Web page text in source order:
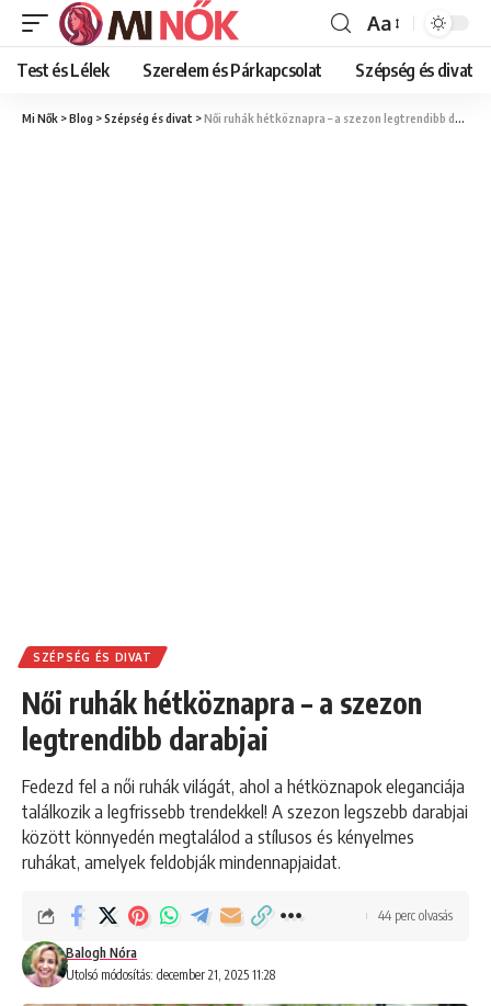
Font
Resizer
Aa
Test és Lélek Szerelem és Párkapcsolat Szépség és divat
Mi Nők >Blog >Szépség és divat >Női ruhák hétköznapra – a szezon legtrendibb darabjai
SZÉPSÉG ÉS DIVAT
Női ruhák hétköznapra – a szezon
legtrendibb darabjai
Fedezd fel a női ruhák világát, ahol a hétköznapok eleganciája
találkozik a legfrissebb trendekkel! A szezon legszebb darabjai
között könnyedén megtalálod a stílusos és kényelmes
ruhákat, amelyek feldobják mindennapjaidat.
Utolsó módosítás: december 21, 2025 11:28
Balogh Nóra
44 perc olvasás